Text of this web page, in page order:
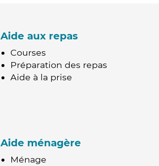
Aide aux repas
Courses
Préparation des repas
Aide à la prise
Aide ménagère
Ménage